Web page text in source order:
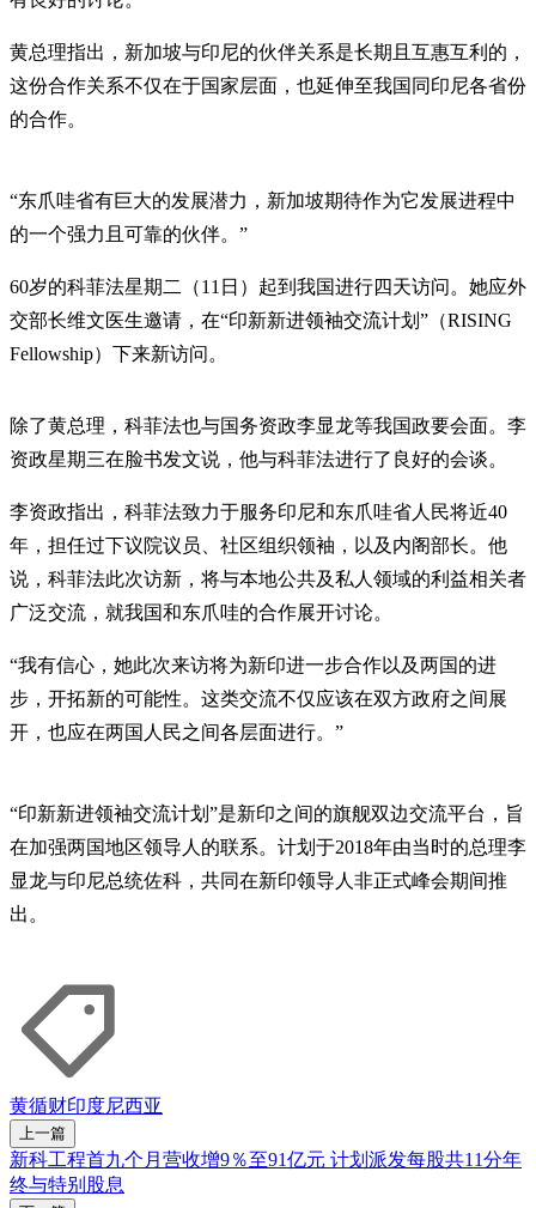
黄总理指出，新加坡与印尼的伙伴关系是长期且互惠互利的，
这份合作关系不仅在于国家层面，也延伸至我国同印尼各省份
的合作。
“东爪哇省有巨大的发展潜力，新加坡期待作为它发展进程中
的一个强力且可靠的伙伴。”
60岁的科菲法星期二（11日）起到我国进行四天访问。她应外
交部长维文医生邀请，在“印新新进领袖交流计划”（RISING
Fellowship）下来新访问。
除了黄总理，科菲法也与国务资政李显龙等我国政要会面。李
资政星期三在脸书发文说，他与科菲法进行了良好的会谈。
李资政指出，科菲法致力于服务印尼和东爪哇省人民将近40
年，担任过下议院议员、社区组织领袖，以及内阁部长。他
说，科菲法此次访新，将与本地公共及私人领域的利益相关者
广泛交流，就我国和东爪哇的合作展开讨论。
“我有信心，她此次来访将为新印进一步合作以及两国的进
步，开拓新的可能性。这类交流不仅应该在双方政府之间展
开，也应在两国人民之间各层面进行。”
“印新新进领袖交流计划”是新印之间的旗舰双边交流平台，旨
在加强两国地区领导人的联系。计划于2018年由当时的总理李
显龙与印尼总统佐科，共同在新印领导人非正式峰会期间推
出。
黄循财印度尼西亚
上一篇
新科工程首九个月营收增9％至91亿元 计划派发每股共11分年
终与特别股息